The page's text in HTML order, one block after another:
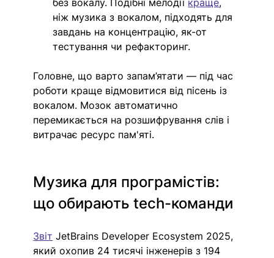
без вокалу. Подібні мелодії краще,
ніж музика з вокалом, підходять для
завдань на концентрацію, як-от
тестування чи рефакторинг.
Головне, що варто запам’ятати — під час
роботи краще відмовитися від пісень із
вокалом. Мозок автоматично
перемикається на розшифрування слів і
витрачає ресурс пам'яті.
Музика для програмістів:
що обирають tech-команди
Звіт JetBrains Developer Ecosystem 2025,
який охопив 24 тисячі інженерів з 194